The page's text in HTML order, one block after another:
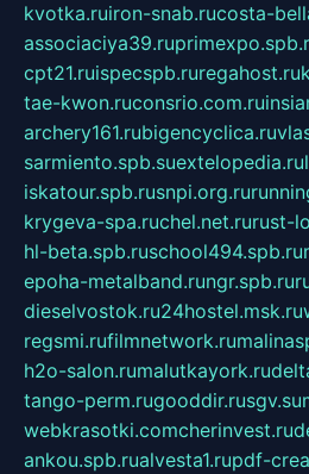
kvotka.ruiron-snab.rucosta-
associaciya39.ru
cpt21.ruispecspb.ruregahost.ru
tae-kwon.ruconsrio.com.ru
archery161.rubigencyclica.ru
sarmiento.spb.suextelopedia.ru
iskatour.spb.rusnpi.org.ru
krygeva-spa.ruchel.net.rurust-
hl-beta.spb.ruschool494.spb.ru
epoha-metalband.rungr.spb.ru
dieselvostok.ru24hostel.msk.ru
regsmi.rufilmnetwork.ru
h2o-salon.rumalutkayork.ru
tango-perm.rugooddir.rusgv.su
webkrasotki.comcherinvest.ru
ankou.spb.rualvesta1.rupdf-